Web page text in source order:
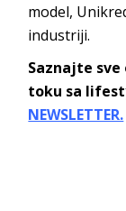
model,
industriji.
Saznajte
toku sa
NEWSLETTER.